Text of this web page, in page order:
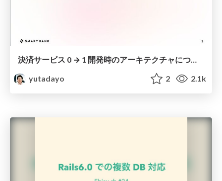
決済サービス 0 → 1 開発時のアーキテクチャについて / Start up × FinTech
yutadayo
2 2.1k